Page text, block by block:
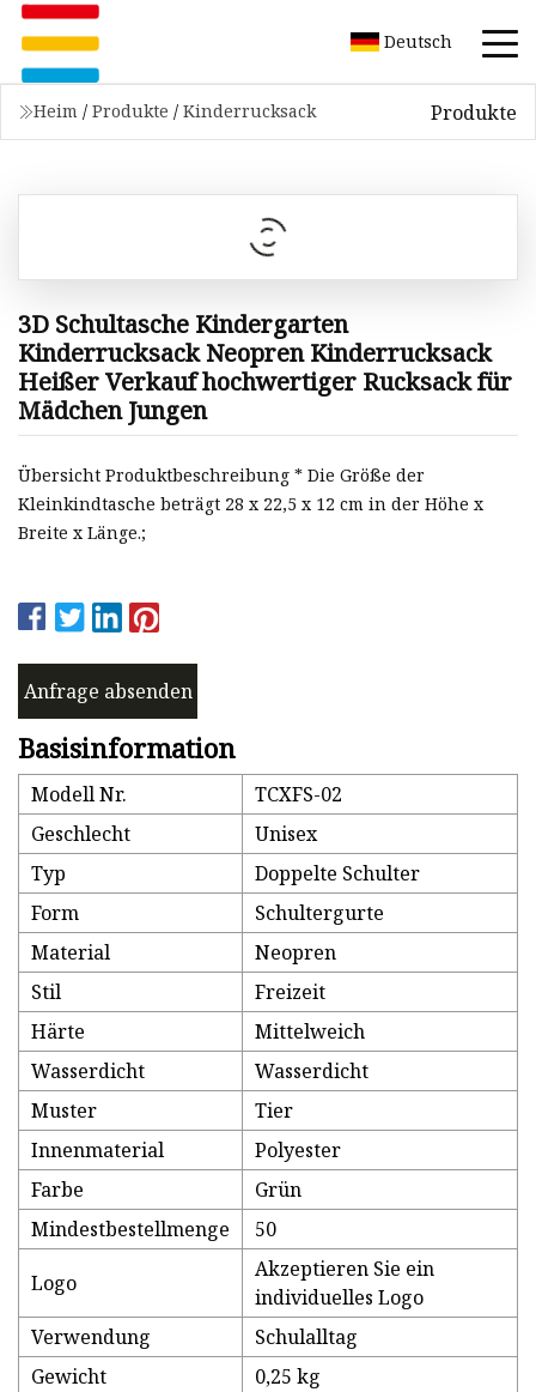
Deutsch
Heim / Produkte / Kinderrucksack Produkte
3D Schultasche Kindergarten
Kinderrucksack Neopren Kinderrucksack
Heißer Verkauf hochwertiger Rucksack für
Mädchen Jungen
Übersicht Produktbeschreibung * Die Größe der
Kleinkindtasche beträgt 28 x 22,5 x 12 cm in der Höhe x
Breite x Länge.;
Anfrage absenden
Basisinformation
Modell Nr.
TCXFS-02
Geschlecht
Unisex
Typ
Doppelte Schulter
Form
Schultergurte
Material
Neopren
Stil
Freizeit
Härte
Mittelweich
Wasserdicht
Wasserdicht
Muster
Tier
Innenmaterial
Polyester
Farbe
Grün
Mindestbestellmenge
50
Logo
Akzeptieren Sie ein
individuelles Logo
Verwendung
Schulalltag
Gewicht
0,25 kg